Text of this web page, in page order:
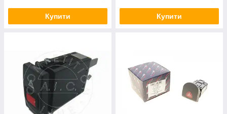
Купити Купити